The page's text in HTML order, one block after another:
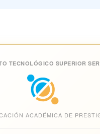
TECNOLÓGICO SUPERIOR
ACADÉMICA DE